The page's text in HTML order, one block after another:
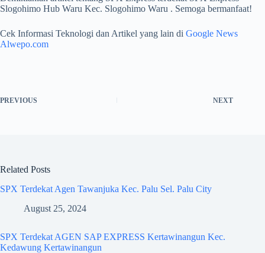
Slogohimo Hub Waru Kec. Slogohimo Waru . Semoga bermanfaat!
Cek Informasi Teknologi dan Artikel yang lain di Google News
Alwepo.com
PREVIOUS NEXT
Related Posts
SPX Terdekat Agen Tawanjuka Kec. Palu Sel. Palu City
August 25, 2024
SPX Terdekat AGEN SAP EXPRESS Kertawinangun Kec.
Kedawung Kertawinangun